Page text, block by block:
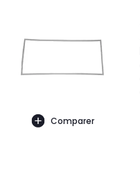
Comparer